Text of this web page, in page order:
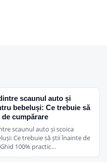
scaunul auto și
bebeluși: Ce trebuie să
cumpărare
scaunul auto și scoica
Ce trebuie să știi înainte de
100% practic…